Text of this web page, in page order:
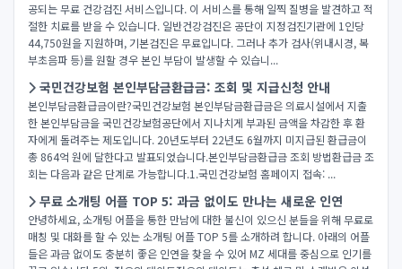
공되는 무료 건강검진 서비스입니다. 이 서비스를 통해 일찍 질병을 발견하고 적
절한 치료를 받을 수 있습니다. 일반건강검진은 공단이 지정검진기관에 1인당
44,750원을 지원하며, 기본검진은 무료입니다. 그러나 추가 검사(위내시경, 복
부초음파 등)를 원할 경우 본인 부담이 발생할 수 있습니...
국민건강보험 본인부담금환급금: 조회 및 지급신청 안내
본인부담금환급금이란?국민건강보험 본인부담금환급금은 의료시설에서 지출
한 본인부담금을 국민건강보험공단에서 지나치게 부과된 금액을 차감한 후 환
자에게 돌려주는 제도입니다. 20년도부터 22년도 6월까지 미지급된 환급금이
총 864억 원에 달한다고 발표되었습니다.본인부담금환급금 조회 방법환급금 조
회는 다음과 같은 단계로 가능합니다.1.국민건강보험 홈페이지 접속: ...
무료 소개팅 어플 TOP 5: 과금 없이도 만나는 새로운 인연
안녕하세요, 소개팅 어플을 통한 만남에 대한 불신이 있으신 분들을 위해 무료로
매칭 및 대화를 할 수 있는 소개팅 어플 TOP 5를 소개하려 합니다. 아래의 어플
들은 과금 없이도 충분히 좋은 인연을 찾을 수 있어 MZ 세대를 중심으로 인기를